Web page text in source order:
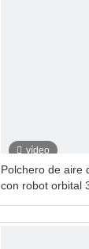
vídeo
Polchero de aire
con robot orbital